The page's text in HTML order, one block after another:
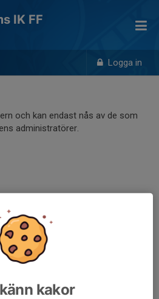
Logga in
IK FF
och kan endast nås av de som
administratörer.
kakor